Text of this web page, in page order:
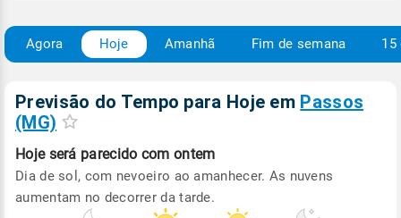
Agora Hoje Amanhã Fim de semana 15
Previsão do Tempo para Hoje em Passos
(MG)
Hoje será parecido com ontem
Dia de sol, com nevoeiro ao amanhecer. As nuvens
aumentam no decorrer da tarde.